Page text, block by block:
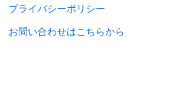
プライバシーポリシー
お問い合わせはこちらから